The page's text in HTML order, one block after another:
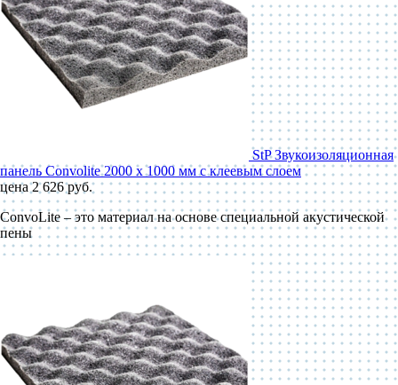
StP Звукоизоляционная
панель Convolite 2000 x 1000 мм с клеевым слоем
цена 2 626 руб.
ConvoLite – это материал на основе специальной акустической
пены